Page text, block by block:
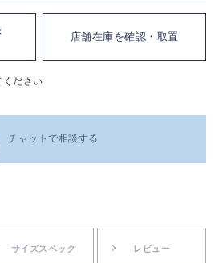
店舗在庫を確認・取置
ださい
チャットで相談する
サイズスペック レビュー